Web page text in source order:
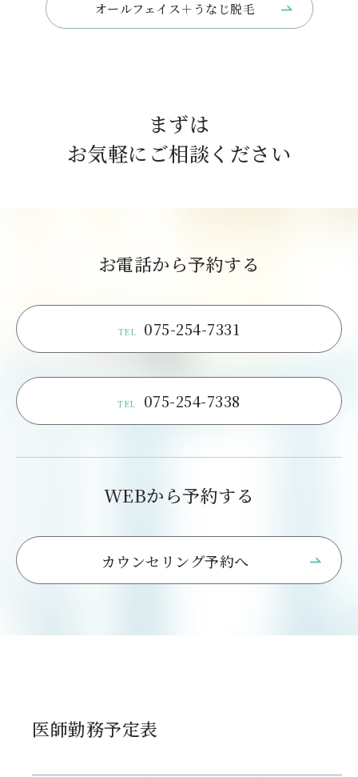
オールフェイス＋うなじ脱毛
まずは
お気軽にご相談ください
お電話から予約する
TEL 075-254-7331
TEL 075-254-7338
WEBから予約する
カウンセリング予約へ
医師勤務予定表